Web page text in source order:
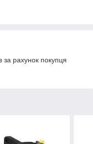
рахунок покупця